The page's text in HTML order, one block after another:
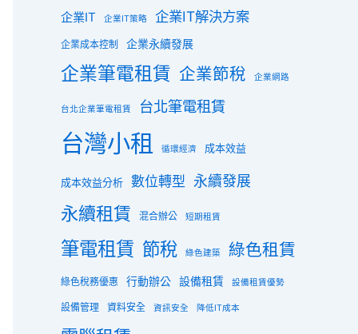
企業IT 企業IT策略 企業IT解決方案
企業成本控制 企業永續發展
企業筆電租賃 企業節稅 企業網路
台北企業筆電租賃 台北筆電租賃
台灣小租 循環經濟 成本效益
成本效益分析 數位轉型 永續發展
永續租賃 混合辦公 短期租賃
筆電租賃 節稅 綠色建築 綠色租賃
綠色稅務優惠 行動辦公 設備租賃 設備租賃優勢
設備管理 資料安全 資訊安全 降低IT成本